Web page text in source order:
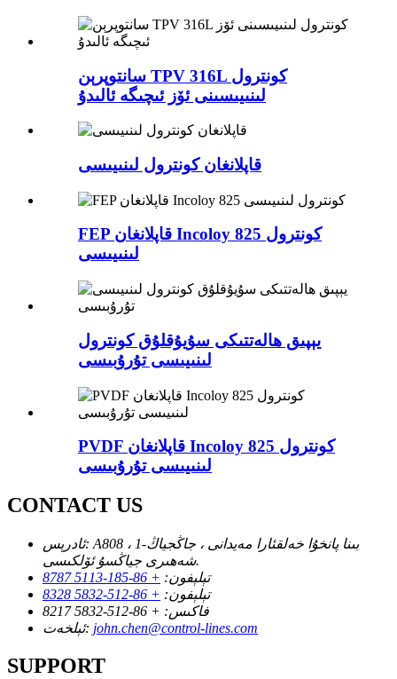
سانتوپرېن TPV 316L كونترول
لىنىيىسىنى ئۆز ئىچىگە ئالىدۇ
قاپلانغان كونترول لىنىيىسى
FEP قاپلانغان Incoloy 825 كونترول
لىنىيىسى
يېپىق ھالەتتىكى سۇيۇقلۇق كونترول
لىنىيىسى تۇرۇبىسى
PVDF قاپلانغان Incoloy 825 كونترول
لىنىيىسى تۇرۇبىسى
CONTACT US
ئادرېس: A808 ، 1-بىنا پانخۇا خەلقئارا مەيدانى ، جاڭجياڭ
شەھىرى جياڭسۇ ئۆلكىسى.
تېلېفون: + 86-185-5113 8787
تېلېفون: + 86-512-5832 8328
فاكىس: + 86-512-5832 8217
ئېلخەت: john.chen@control-lines.com
SUPPORT